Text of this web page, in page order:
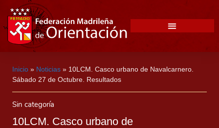
Inicio » Noticias » 10LCM. Casco urbano de Navalcarnero.
Sábado 27 de Octubre. Resultados
Sin categoría
10LCM. Casco urbano de